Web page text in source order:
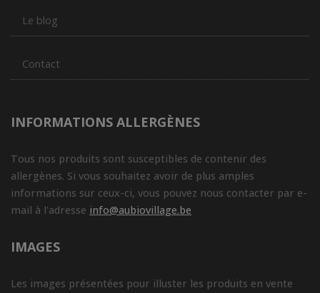
Le blog
Contact
INFORMATIONS ALLERGÈNES
Tous nos produits sont susceptibles de contenir des
allergènes. Si vous souhaitez avoir de plus amples
informations sur ceux-ci, vous pouvez nous contacter par e-
mail à l'adresse info@aubiovillage.be
IMAGES
Les images présentées pour illuster les produits en vente